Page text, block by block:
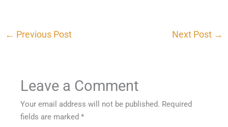
← Previous Post Next Post →
Leave a Comment
Your email address will not be published. Required
fields are marked*